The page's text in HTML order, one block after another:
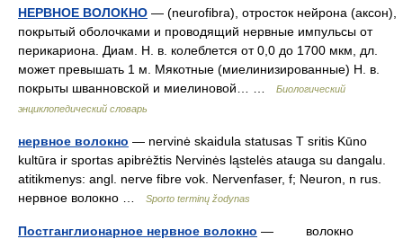
НЕРВНОЕ ВОЛОКНО — (neurofibra), отросток нейрона (аксон),
покрытый оболочками и проводящий нервные импульсы от
перикариона. Диам. Н. в. колеблется от 0,0 до 1700 мкм, дл.
может превышать 1 м. Мякотные (миелинизированные) Н. в.
покрыты шванновской и миелиновой… …
Биологический
энциклопедический словарь
нервное волокно — nervinė skaidula statusas T sritis Kūno
kultūra ir sportas apibrėžtis Nervinės ląstelės atauga su dangalu.
atitikmenys: angl. nerve fibre vok. Nervenfaser, f; Neuron, n rus.
нервное волокно …
Sporto terminų žodynas
Постганглионарное нервное волокно — волокно